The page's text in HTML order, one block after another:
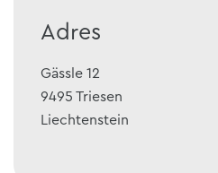
Adres
Gässle 12
9495 Triesen
Liechtenstein